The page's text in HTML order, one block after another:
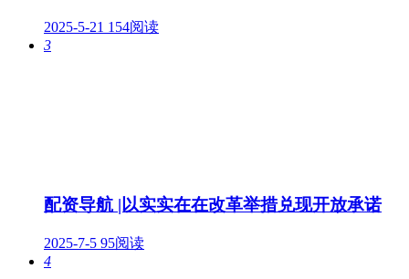
2025-5-21 154阅读
3
配资导航 |以实实在在改革举措兑现开放承诺
2025-7-5 95阅读
4